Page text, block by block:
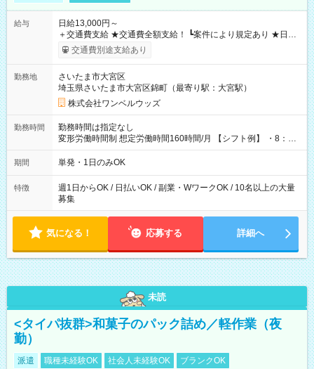
給与
日給13,000円～
＋交通費支給 ★交通費全額支給！ ┗案件により規定あり ★日払
いOK！（規定あり） ┗働いたその日に現金GET♪ お仕事後はコ
ンビニATMから 日払い分を引き落とせます！ 【試用期間】試
交通費別途支給あり
勤務地
さいたま市大宮区
埼玉県さいたま市大宮区錦町（最寄り駅：大宮駅）
株式会社ワンベルウッズ
勤務時間
勤務時間は指定なし
変形労働時間制 想定労働時間160時間/月 【シフト例】 ・8：00
～21：00
期間 単発・1日のみOK
特徴
週1日からOK / 日払いOK / 副業・WワークOK / 10名以上の大量
募集
気になる！ 応募する 詳細へ
未読
<タイパ抜群>和菓子のパック詰め／軽作業（夜
勤）
派遣 職種未経験OK 社会人未経験OK
ブランクOK